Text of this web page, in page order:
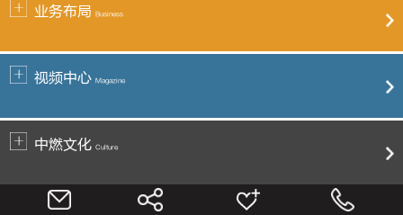
业务布局 Business
视频中心 Magazine
中燃文化 Culture